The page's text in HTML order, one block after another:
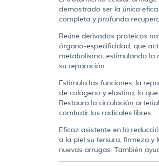
demostrado ser la única
completa y profunda
Reúne derivados proteicos
órgano-especificidad, que
metabolismo, estimulando
su reparación.
Estimula las funciones, la
de colágeno y elastina, lo
Restaura la circulación
combatir los radicales libres.
Eficaz asistente en la
a la piel su tersura, firmeza y
nuevas arrugas. También